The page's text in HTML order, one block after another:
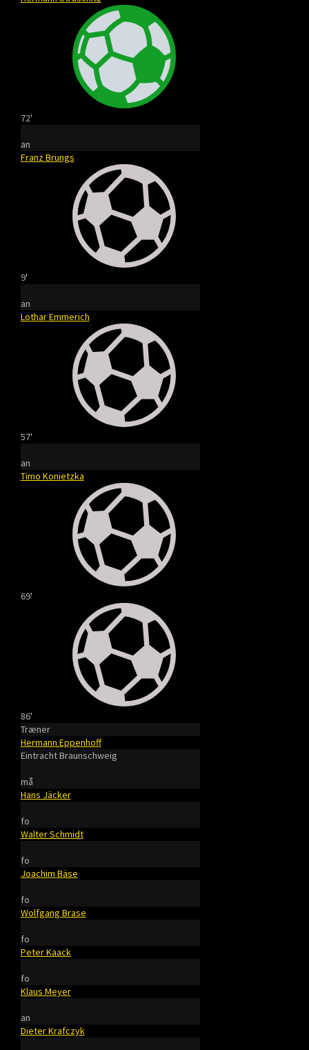
72'
an
Franz Brungs
9'
an
Lothar Emmerich
57'
an
Timo Konietzka
69'
86'
Træner
Hermann Eppenhoff
Eintracht Braunschweig
må
Hans Jäcker
fo
Walter Schmidt
fo
Joachim Bäse
fo
Wolfgang Brase
fo
Peter Kaack
fo
Klaus Meyer
an
Dieter Krafczyk